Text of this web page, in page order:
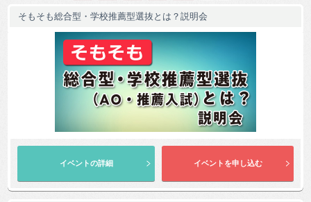
そもそも総合型・学校推薦型選抜とは？説明会